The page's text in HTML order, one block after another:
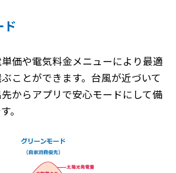
ド
価や電気料金メニューにより最適
ことができます。台風が近づいて
からアプリで安心モードにして備
。